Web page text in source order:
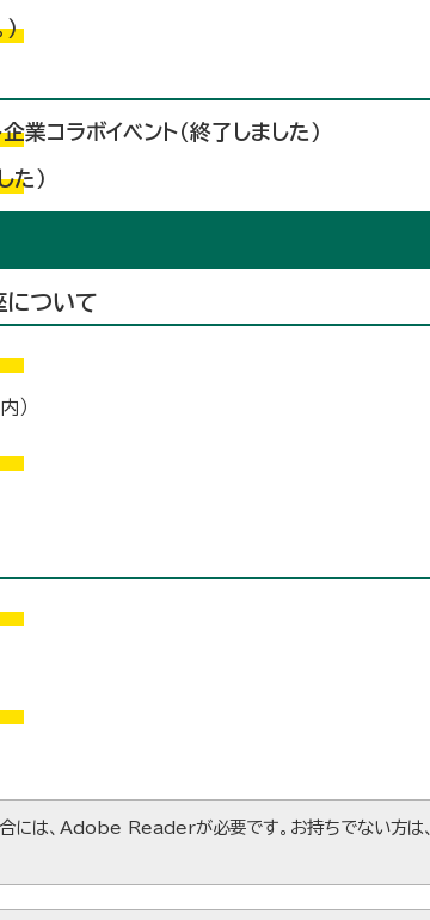
コラボイベント（終了しました）
た）
について
）
には、Adobe Readerが必要です。お持ちでない方は、